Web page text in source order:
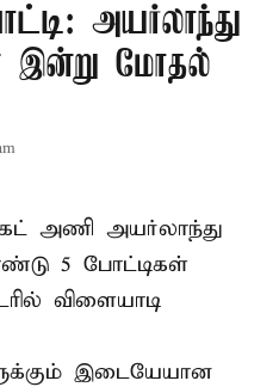
அயர்லாந்து
இன்று மோதல்
அணி அயர்லாந்து
5 போட்டிகள்
விளையாடி
இடையேயான